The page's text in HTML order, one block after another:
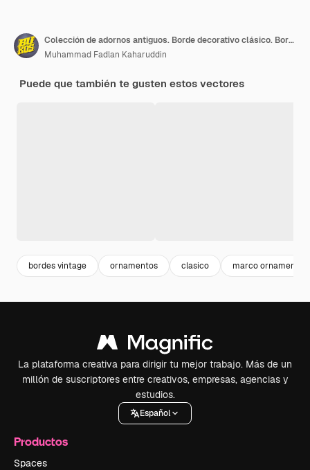
Colección de adornos antiguos. Borde decorativo clásico. Bordes de boda. Ilustración vectorial
Muhammad Fadlan Kaharuddin
Puede que también te gusten estos vectores
bordes vintage ornamentos clasico marco ornamental
La plataforma creativa para dirigir tu mejor trabajo. Más de un
millón de suscriptores entre creativos, empresas, agencias y
estudios.
Español
Productos
Spaces